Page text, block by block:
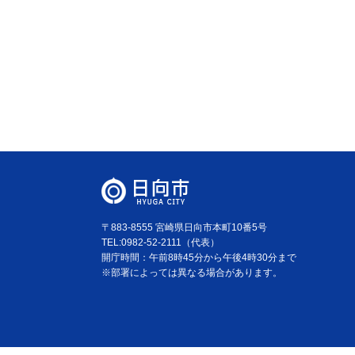
〒883-8555 宮崎県日向市本町10番5号
TEL:0982-52-2111（代表）
開庁時間：午前8時45分から午後4時30分まで
※部署によっては異なる場合があります。